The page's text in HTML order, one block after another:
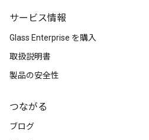
サービス情報
Glass Enterprise を購入
取扱説明書
製品の安全性
つながる
ブログ